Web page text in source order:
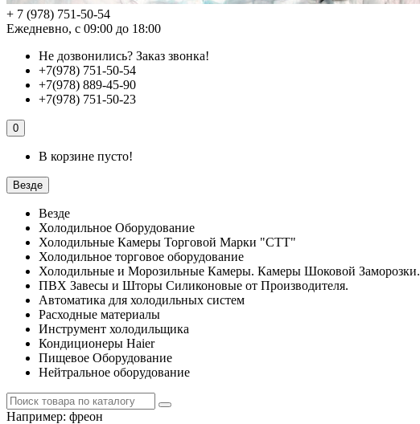
+ 7 (978) 751-50-54
Ежедневно, с 09:00 до 18:00
Не дозвонились? Заказ звонка!
+7(978) 751-50-54
+7(978) 889-45-90
+7(978) 751-50-23
0
В корзине пусто!
Везде
Везде
Холодильное Оборудование
Холодильные Камеры Торговой Марки "СТТ"
Холодильное торговое оборудование
Холодильные и Морозильные Камеры. Камеры Шоковой Заморозки.
ПВХ Завесы и Шторы Силиконовые от Производителя.
Автоматика для холодильных систем
Расходные материалы
Инструмент холодильщика
Кондиционеры Haier
Пищевое Оборудование
Нейтральное оборудование
Например: фреон